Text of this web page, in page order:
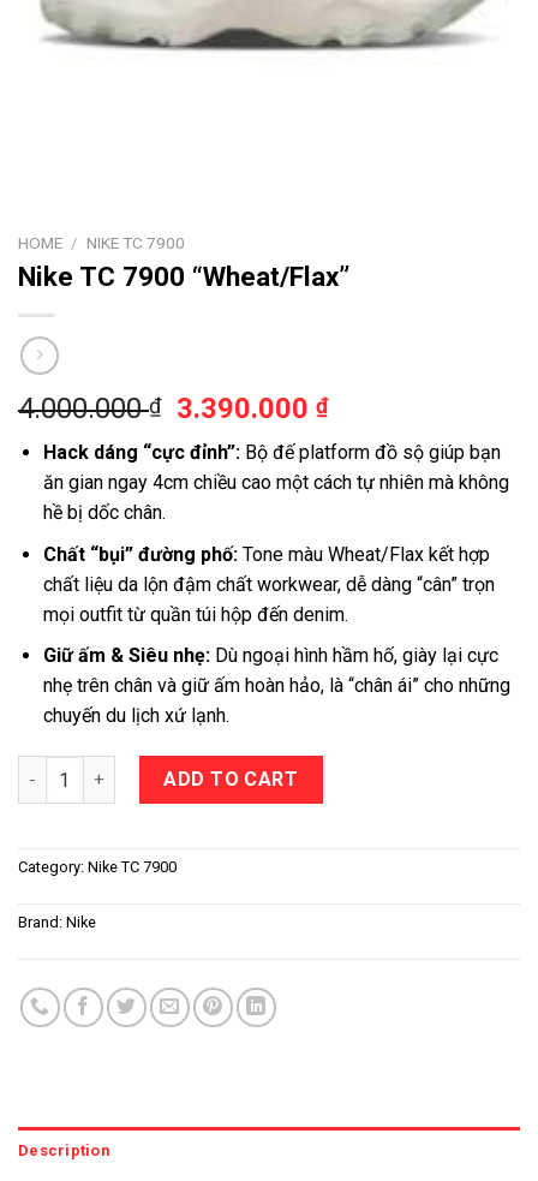
HOME / NIKE TC 7900
Nike TC 7900 “Wheat/Flax”
4.000.000₫ 3.390.000₫
Hack dáng “cực đỉnh”:Bộ đế platform đồ sộ giúp bạn
ăn gian ngay 4cm chiều cao một cách tự nhiên mà không
hề bị dốc chân.
Chất “bụi” đường phố:Tone màu Wheat/Flax kết hợp
chất liệu da lộn đậm chất workwear, dễ dàng “cân” trọn
mọi outfit từ quần túi hộp đến denim.
Giữ ấm & Siêu nhẹ:Dù ngoại hình hầm hố, giày lại cực
nhẹ trên chân và giữ ấm hoàn hảo, là “chân ái” cho những
chuyến du lịch xứ lạnh.
Nike TC 7900 "Wheat/Flax" quantity
ADD TO CART
Category: Nike TC 7900
Brand: Nike
Description